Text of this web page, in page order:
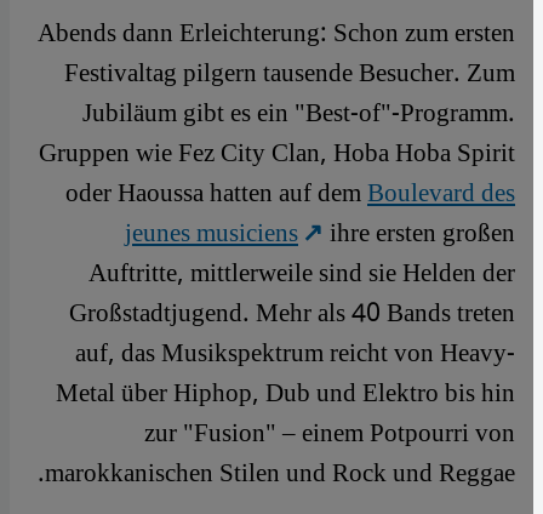
Abends dann Erleichterung: Schon zum ersten
Festivaltag pilgern tausende Besucher. Zum
Jubiläum gibt es ein "Best-of"-Programm.
Gruppen wie Fez City Clan, Hoba Hoba Spirit
oder Haoussa hatten auf demBoulevard des
jeunes musiciens ihre ersten großen
Auftritte, mittlerweile sind sie Helden der
Großstadtjugend. Mehr als 40 Bands treten
auf, das Musikspektrum reicht von Heavy-
Metal über Hiphop, Dub und Elektro bis hin
zur "Fusion" – einem Potpourri von
marokkanischen Stilen und Rock und Reggae.